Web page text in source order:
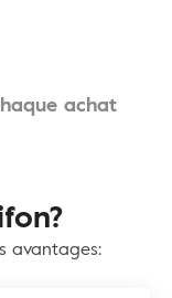
achat
avantages: